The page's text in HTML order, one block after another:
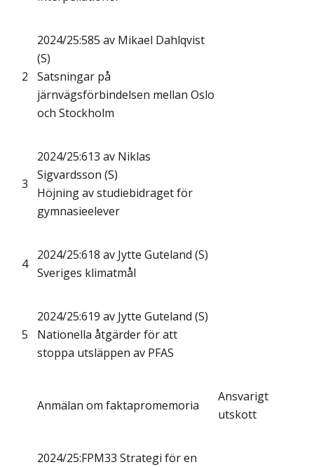
2
2024/25:585 av Mikael Dahlqvist
(S)
Satsningar på
järnvägsförbindelsen mellan Oslo
och Stockholm
3
2024/25:613 av Niklas
Sigvardsson (S)
Höjning av studiebidraget för
gymnasieelever
4
2024/25:618 av Jytte Guteland (S)
Sveriges klimatmål
5
2024/25:619 av Jytte Guteland (S)
Nationella åtgärder för att
stoppa utsläppen av PFAS
Anmälan om faktapromemoria
Ansvarigt
utskott
2024/25:FPM33 Strategi för en